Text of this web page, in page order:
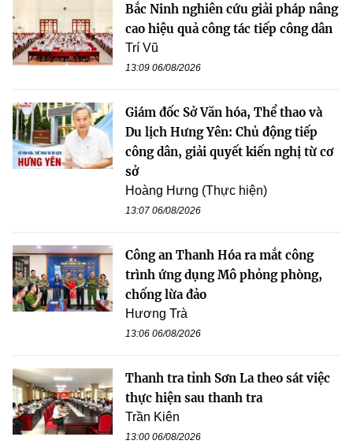
Bắc Ninh nghiên cứu giải pháp nâng
cao hiệu quả công tác tiếp công dân
Trí Vũ
13:09 06/08/2026
Giám đốc Sở Văn hóa, Thể thao và
Du lịch Hưng Yên: Chủ động tiếp
công dân, giải quyết kiến nghị từ cơ
sở
Hoàng Hưng (Thực hiện)
13:07 06/08/2026
Công an Thanh Hóa ra mắt công
trình ứng dụng Mô phỏng phòng,
chống lừa đảo
Hương Trà
13:06 06/08/2026
Thanh tra tỉnh Sơn La theo sát việc
thực hiện sau thanh tra
Trần Kiên
13:00 06/08/2026